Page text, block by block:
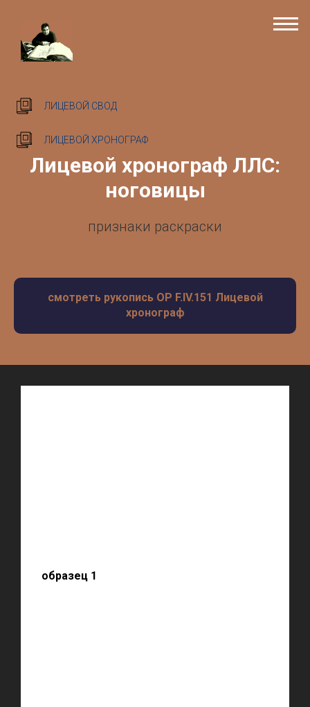
ЛИЦЕВОЙ СВОД
ЛИЦЕВОЙ ХРОНОГРАФ
Лицевой хронограф ЛЛС:
ноговицы
признаки раскраски
смотреть рукопись ОР F.IV.151 Лицевой
хронограф
образец 1